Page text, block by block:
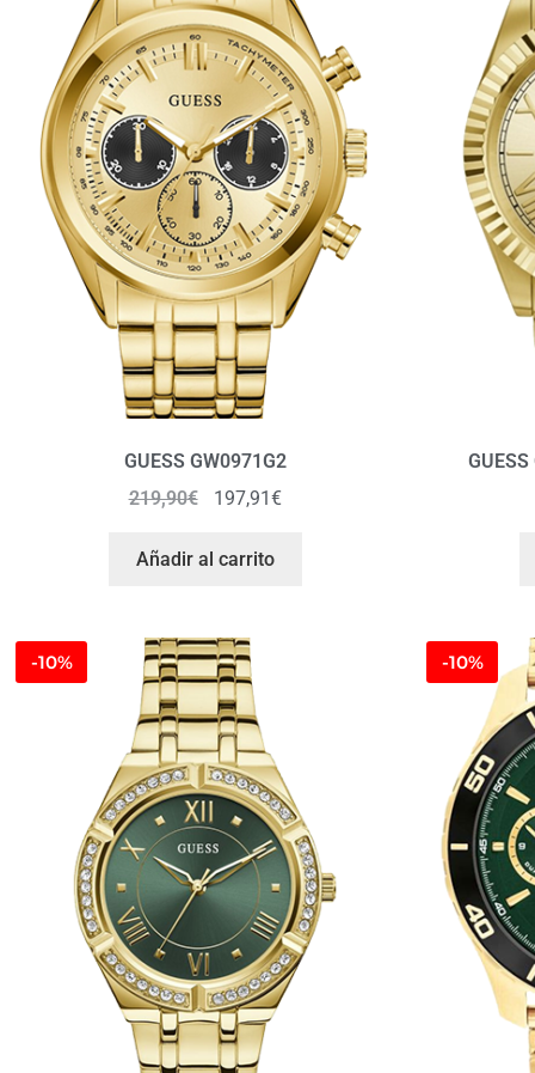
GUESS GW0971G2
219,90€ 197,91€
Añadir al carrito
GUESS
-10% -10%